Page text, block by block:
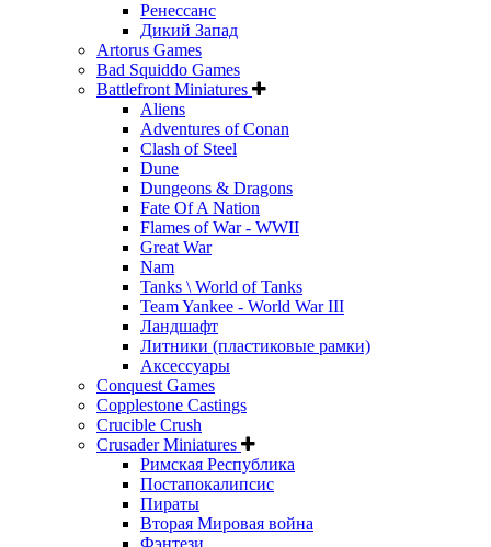
Ренессанс
Дикий Запад
Artorus Games
Bad Squiddo Games
Battlefront Miniatures
Aliens
Adventures of Conan
Clash of Steel
Dune
Dungeons & Dragons
Fate Of A Nation
Flames of War - WWII
Great War
Nam
Tanks \ World of Tanks
Team Yankee - World War III
Ландшафт
Литники (пластиковые рамки)
Аксессуары
Conquest Games
Copplestone Castings
Crucible Crush
Crusader Miniatures
Римская Республика
Постапокалипсис
Пираты
Вторая Мировая война
Фэнтези